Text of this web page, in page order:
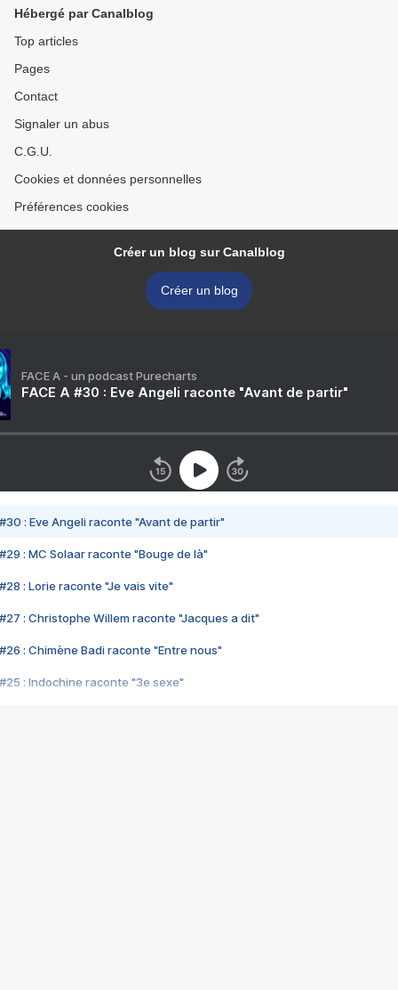
Hébergé par Canalblog
Top articles
Pages
Contact
Signaler un abus
C.G.U.
Cookies et données personnelles
Préférences cookies
Créer un blog sur Canalblog
Créer un blog
FACE A - un podcast Purecharts
FACE A #30 : Eve Angeli raconte "Avant de partir"
#30 : Eve Angeli raconte "Avant de partir"
#29 : MC Solaar raconte "Bouge de là"
#28 : Lorie raconte "Je vais vite"
#27 : Christophe Willem raconte "Jacques a dit"
#26 : Chimène Badi raconte "Entre nous"
#25 : Indochine raconte "3e sexe"